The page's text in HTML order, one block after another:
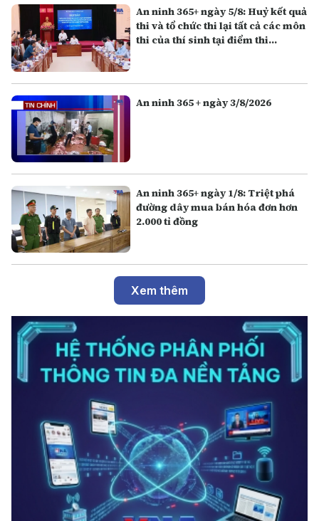
An ninh 365+ ngày 5/8: Huỷ kết quả
thi và tổ chức thi lại tất cả các môn
thi của thí sinh tại điểm thi
An ninh 365 + ngày 3/8/2026
An ninh 365+ ngày 1/8: Triệt phá
đường dây mua bán hóa đơn hơn
2.000 tỉ đồng
Xem thêm